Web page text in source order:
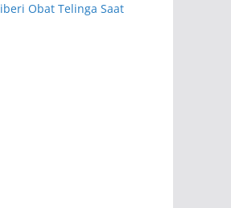
Obat Telinga Saat